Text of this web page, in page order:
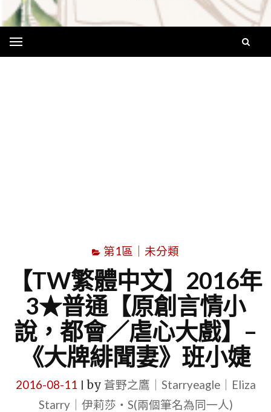
第1區｜未分類
【TW繁體中文】2016年
3★普通【原創言情小
說，都會／虐心大戲】–
《大牌緋聞妻》班小婕
2016-08-11 by 蒼野之鷹｜Starryeagle｜Eliza
Starry｜伊莉莎・S(兩個筆名為同一人)